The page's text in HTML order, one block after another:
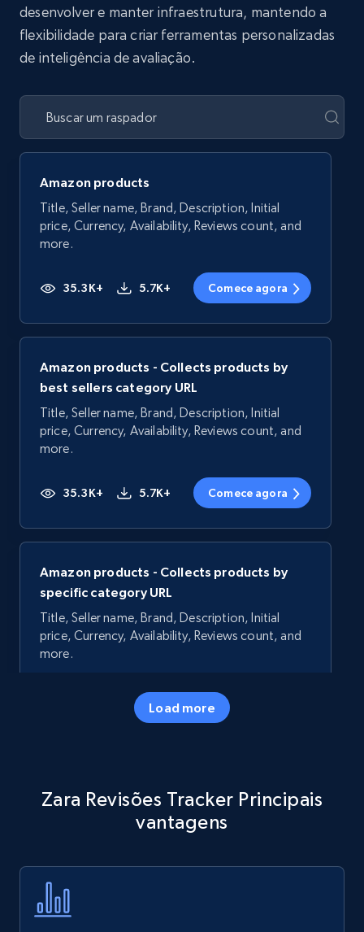
desenvolver e manter infraestrutura, mantendo a
flexibilidade para criar ferramentas personalizadas
de inteligência de avaliação.
Amazon products
Title, Seller name, Brand, Description, Initial
price, Currency, Availability, Reviews count, and
more.
35.3K+ 5.7K+ Comece agora
Amazon products - Collects products by
best sellers category URL
Title, Seller name, Brand, Description, Initial
price, Currency, Availability, Reviews count, and
more.
35.3K+ 5.7K+ Comece agora
Amazon products - Collects products by
specific category URL
Title, Seller name, Brand, Description, Initial
price, Currency, Availability, Reviews count, and
more.
5.7K+ Comece agora
specific keywords
Title, Seller name, Brand, Description, Initial
Load more
Zara Revisões Tracker Principais
vantagens